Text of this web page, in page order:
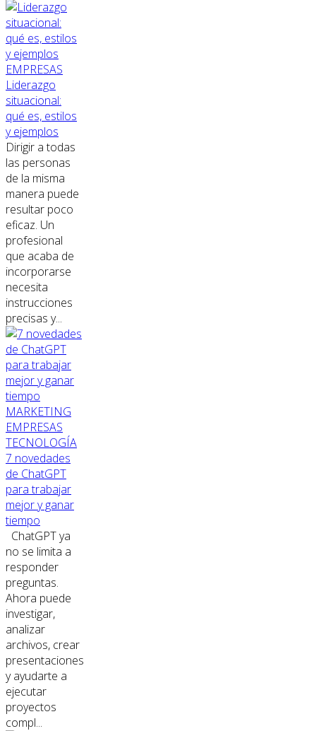
EMPRESAS
Liderazgo
situacional:
qué es, estilos
y ejemplos
Dirigir a todas
las personas
de la misma
manera puede
resultar poco
eficaz. Un
profesional
que acaba de
incorporarse
necesita
instrucciones
precisas y...
MARKETING
EMPRESAS
TECNOLOGÍA
7 novedades
de ChatGPT
para trabajar
mejor y ganar
tiempo
ChatGPT ya
no se limita a
responder
preguntas.
Ahora puede
investigar,
analizar
archivos, crear
presentaciones
y ayudarte a
ejecutar
proyectos
compl...